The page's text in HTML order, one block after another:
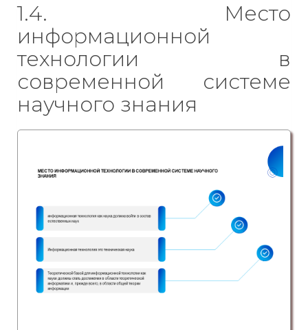
1.4. Место
информационной
технологии в
современной системе
научного знания